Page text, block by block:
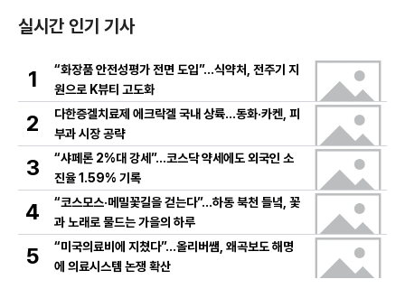
실시간 인기 기사
1
“화장품 안전성평가 전면 도입”…식약처, 전주기 지
원으로 K뷰티 고도화
2
다한증겔치료제 에크락겔 국내 상륙…동화·카켄, 피
부과 시장 공략
3
“샤페론 2%대 강세”…코스닥 약세에도 외국인 소
진율 1.59% 기록
4
“코스모스·메밀꽃길을 걷는다”…하동 북천 들녘, 꽃
과 노래로 물드는 가을의 하루
5
“미국의료비에 지쳤다”…올리버쌤, 왜곡보도 해명
에 의료시스템 논쟁 확산